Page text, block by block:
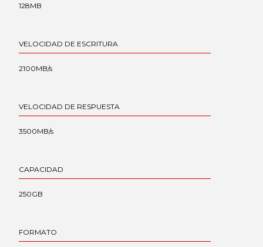
128MB
VELOCIDAD DE ESCRITURA
2100MB/s
VELOCIDAD DE RESPUESTA
3500MB/s
CAPACIDAD
250GB
FORMATO